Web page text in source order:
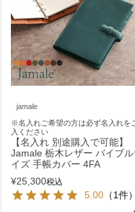
jamale
※名入れご希望の方は必ず名入れを
入ください
【名入れ 別途購入で可能】
Jamale 栃木レザー バイブ
イズ 手帳カバー 4FA
¥25,300税込
5.00 （1件）